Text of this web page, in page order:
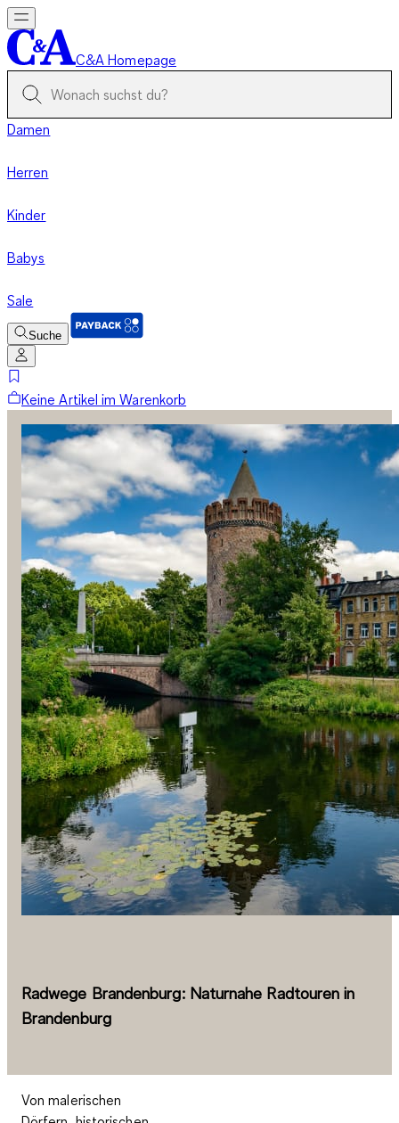
C&A Homepage
Damen
Herren
Kinder
Babys
Sale
Suche
Keine Artikel im Warenkorb
Radwege Brandenburg: Naturnahe Radtouren in
Brandenburg
Von malerischen